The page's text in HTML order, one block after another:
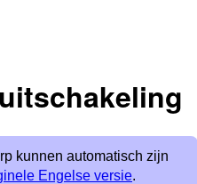
kunnen automatisch zijn
Engelse versie.